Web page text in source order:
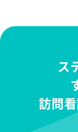
ス
訪問